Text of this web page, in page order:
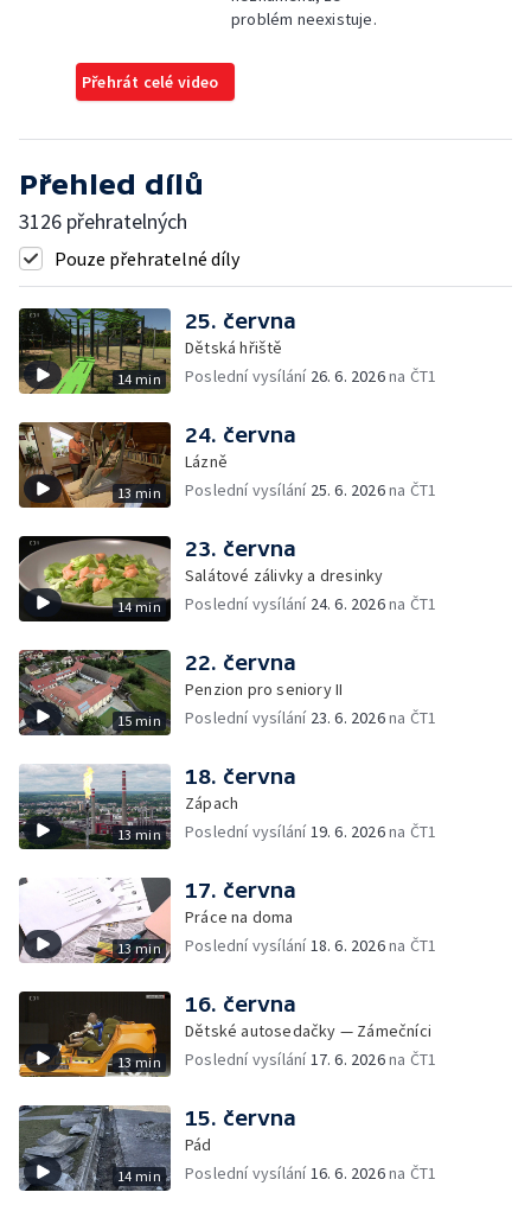
problém neexistuje.
Přehrát celé video
Přehled dílů
3126 přehratelných
Pouze přehratelné díly
14 min
25. června
Dětská hřiště
Poslední vysílání 26. 6. 2026na ČT1
13 min
24. června
Lázně
Poslední vysílání 25. 6. 2026na ČT1
14 min
23. června
Salátové zálivky a dresinky
Poslední vysílání 24. 6. 2026na ČT1
15 min
22. června
Penzion pro seniory II
Poslední vysílání 23. 6. 2026na ČT1
13 min
18. června
Zápach
Poslední vysílání19. 6. 2026na ČT1
13 min
17. června
Práce na doma
Poslední vysílání18. 6. 2026na ČT1
13 min
16. června
Dětské autosedačky — Zámečníci
Poslední vysílání17. 6. 2026na ČT1
14 min
15. června
Pád
Poslední vysílání16. 6. 2026na ČT1